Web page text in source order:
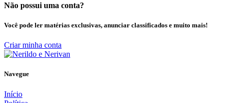
Não possui uma conta?
Você pode ler matérias exclusivas, anunciar classificados e muito mais!
Criar minha conta
Navegue
Início